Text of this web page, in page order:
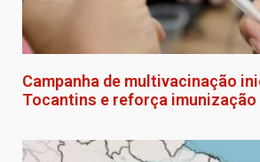
Campanha de multivacinação
Tocantins e reforça imunização